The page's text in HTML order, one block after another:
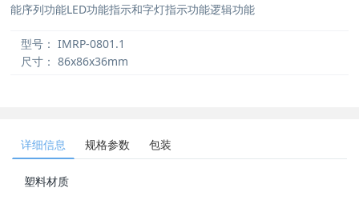
能序列功能LED功能指示和字灯指示功能逻辑功能
型号： IMRP-0801.1
尺寸： 86x86x36mm
详细信息 规格参数 包装
塑料材质